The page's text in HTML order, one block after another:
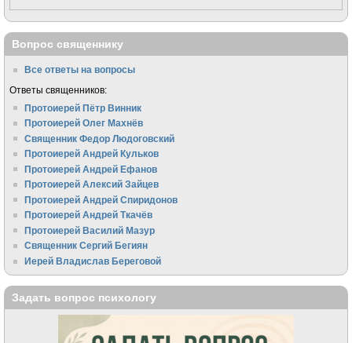
Вопрос священнику
Все ответы на вопросы
Ответы священников:
Протоиерей Пётр Винник
Протоиерей Олег Махнёв
Священник Федор Людоговский
Протоиерей Андрей Кульков
Протоиерей Андрей Ефанов
Протоиерей Алексий Зайцев
Протоиерей Андрей Спиридонов
Протоиерей Андрей Ткачёв
Протоиерей Василий Мазур
Священник Сергий Бегиян
Иерей Владислав Береговой
Задать вопрос психологу